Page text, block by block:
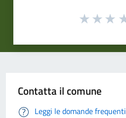
Contatta il comune
Leggi le domande frequenti